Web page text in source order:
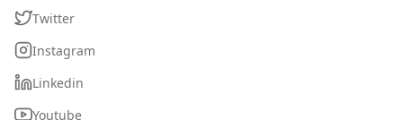
Twitter
Instagram
Linkedin
Youtube